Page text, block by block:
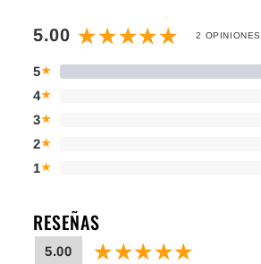
5.00 2 OPINIONES
5★
4★
3★
2★
1★
RESEÑAS
5.00